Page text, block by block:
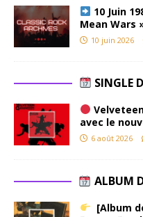
10 Juin
Mean Wars
10 juin 2026
SINGLE
avec le
6 août 2026
ALBUM
[Album